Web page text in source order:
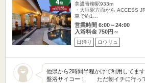
美濃青柳駅933m
・大垣駅方面から ACCESS
車で約1…
営業時間 6:00～24:00
入浴料金 750円～
日帰り ロウリュ
他県から2時間半程かけて利用してま
盤浴サイコー！ ただ朝イチに行って